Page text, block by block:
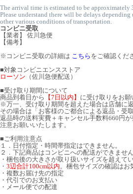
The arrival time is estimated to be approximately
Please understand there will be delays depending
other various conditions of transportation.
コンビニ受取
【業者】 佐川急便
【備考】
※コンビニ受取の詳細は こちら をご確認くだ
■対象コンビニエンスストア
ローソン （佐川急便配送）
■受け取り期間について
商品到着日から
【7日以内】 に受け取りをお願
※万一、受け取り期間を超えた場合は店舗に返
その場合は「お客様のご都合による返品・受
返品時の送料実費＋キャンセル手数料660円
注意お願いいたします。
■ご利用注意点
１．日付指定・時間帯指定はできません。
２．下記商品はコンビニへの配送ができませ
・梱包後の大きさが取り扱いサイズを超えて
・ 3辺合計100cm以内。梱包サイズの確認はお
・複数お届け先の指定
・代引でのお支払い
・メール便での配達